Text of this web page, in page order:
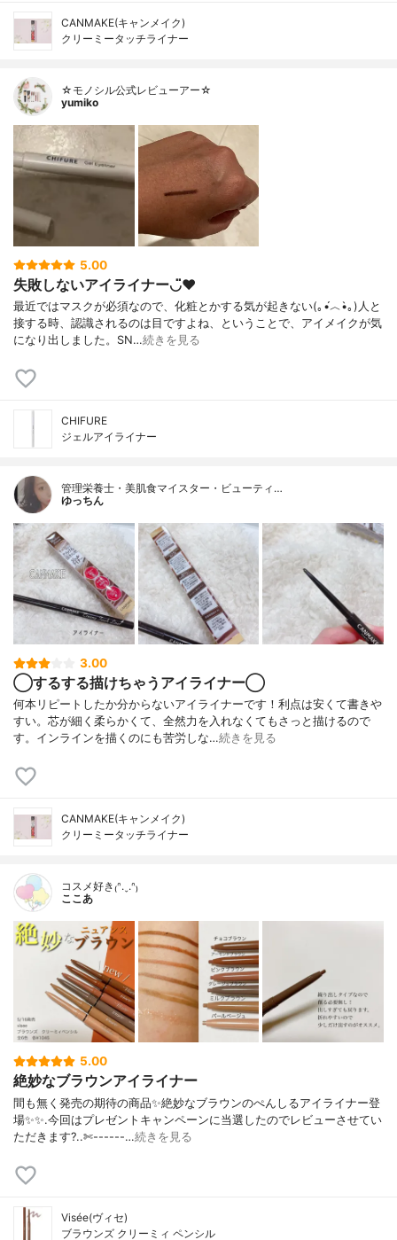
CANMAKE(キャンメイク)
クリーミータッチライナー
☆モノシル公式レビューアー☆
yumiko
5.00
失敗しないアイライナー◡̈♥︎
最近ではマスクが必須なので、化粧とかする気が起きない(｡•́︿•̀｡)人と
接する時、認識されるのは目ですよね、ということで、アイメイクが気
になり出しました。SN…続きを見る
CHIFURE
ジェルアイライナー
管理栄養士・美肌食マイスター・ビューティ…
ゆっちん
3.00
◯するする描けちゃうアイライナー◯
何本リピートしたか分からないアイライナーです！利点は安くて書きや
すい。芯が細く柔らかくて、全然力を入れなくてもさっと描けるので
す。インラインを描くのにも苦労しな…続きを見る
CANMAKE(キャンメイク)
クリーミータッチライナー
コスメ好き₍ᐢ.ˬ.ᐢ₎
ここあ
5.00
絶妙なブラウンアイライナー
間も無く発売の期待の商品✨絶妙なブラウンのぺんしるアイライナー登
場✨✨.今回はプレゼントキャンペーンに当選したのでレビューさせてい
ただきます?..✄------…続きを見る
Visée(ヴィセ)
ブラウンズ クリーミィ ペンシル